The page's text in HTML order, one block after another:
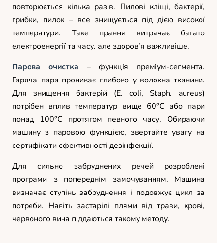
повторюється кілька разів. Пилові кліщі, бактерії,
грибки, пилок – все знищується під дією високої
температури. Таке прання витрачає багато
електроенергії та часу, але здоров’я важливіше.
Парова очистка – функція преміум-сегмента.
Гаряча пара проникає глибоко у волокна тканини.
Для знищення бактерій (E. coli, Staph. aureus)
потрібен вплив температур вище 60°C або пари
понад 100°C протягом певного часу. Обираючи
машину з паровою функцією, звертайте увагу на
сертифікати ефективності дезінфекції.
Для сильно забруднених речей розроблені
програми з попереднім замочуванням. Машина
визначає ступінь забруднення і подовжує цикл за
потреби. Навіть застарілі плями від трави, крові,
червоного вина піддаються такому методу.